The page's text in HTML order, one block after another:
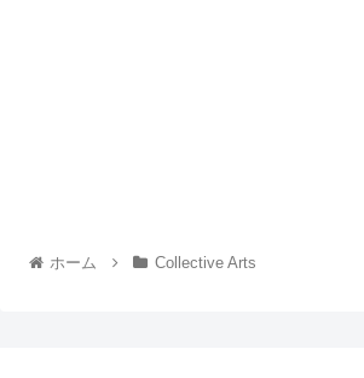
ホーム Collective Arts